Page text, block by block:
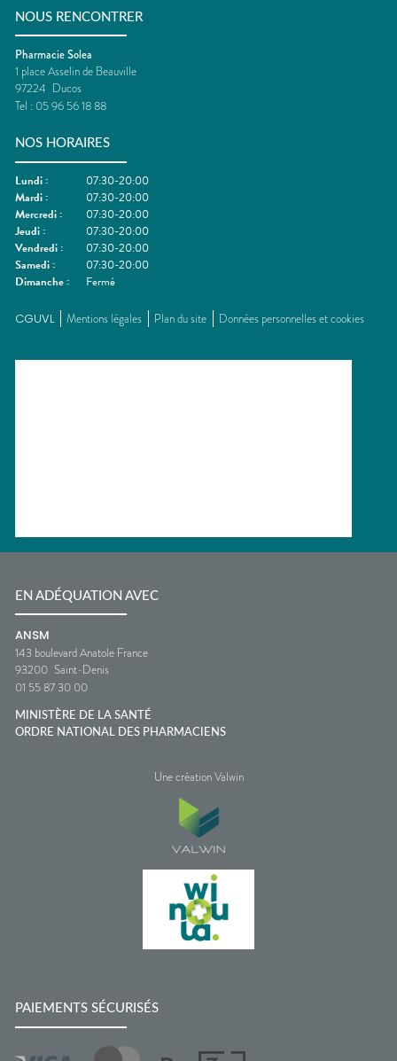
NOUS RENCONTRER
Pharmacie Solea
1 place Asselin de Beauville
97224 Ducos
Tel : 05 96 56 18 88
NOS HORAIRES
Lundi :
07:30-20:00
Mardi :
07:30-20:00
Mercredi :
07:30-20:00
Jeudi :
07:30-20:00
Vendredi :
07:30-20:00
Samedi :
07:30-20:00
Dimanche : Fermé
CGUVL Mentions légales Plan du site Données personnelles et cookies
EN ADÉQUATION AVEC
ANSM
143 boulevard Anatole France
93200 Saint-Denis
01 55 87 30 00
MINISTÈRE DE LA SANTÉ
ORDRE NATIONAL DES PHARMACIENS
Une création Valwin
PAIEMENTS SÉCURISÉS